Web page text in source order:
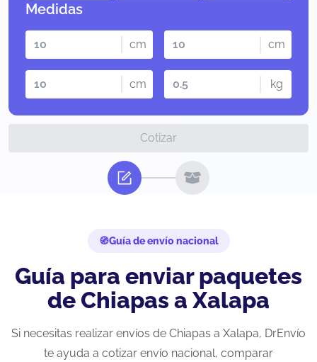
Medidas
cm cm
cm kg
Cotizar
Guía de envío nacional
Guía para enviar paquetes
de Chiapas a Xalapa
Si necesitas realizar envíos de Chiapas a Xalapa, DrEnvío
te ayuda a cotizar envío nacional, comparar